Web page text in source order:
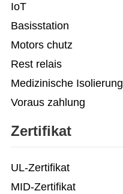
IoT
Basisstation
Motors chutz
Rest relais
Medizinische Isolierung
Voraus zahlung
Zertifikat
UL-Zertifikat
MID-Zertifikat